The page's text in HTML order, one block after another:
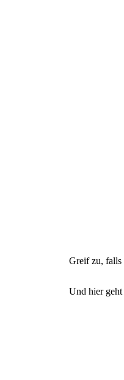
Greif zu, falls
Und hier